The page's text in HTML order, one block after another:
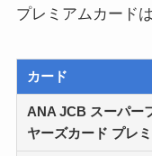
プレミアムカード
カード
ANA JCB スーパー
ヤーズカード プレ